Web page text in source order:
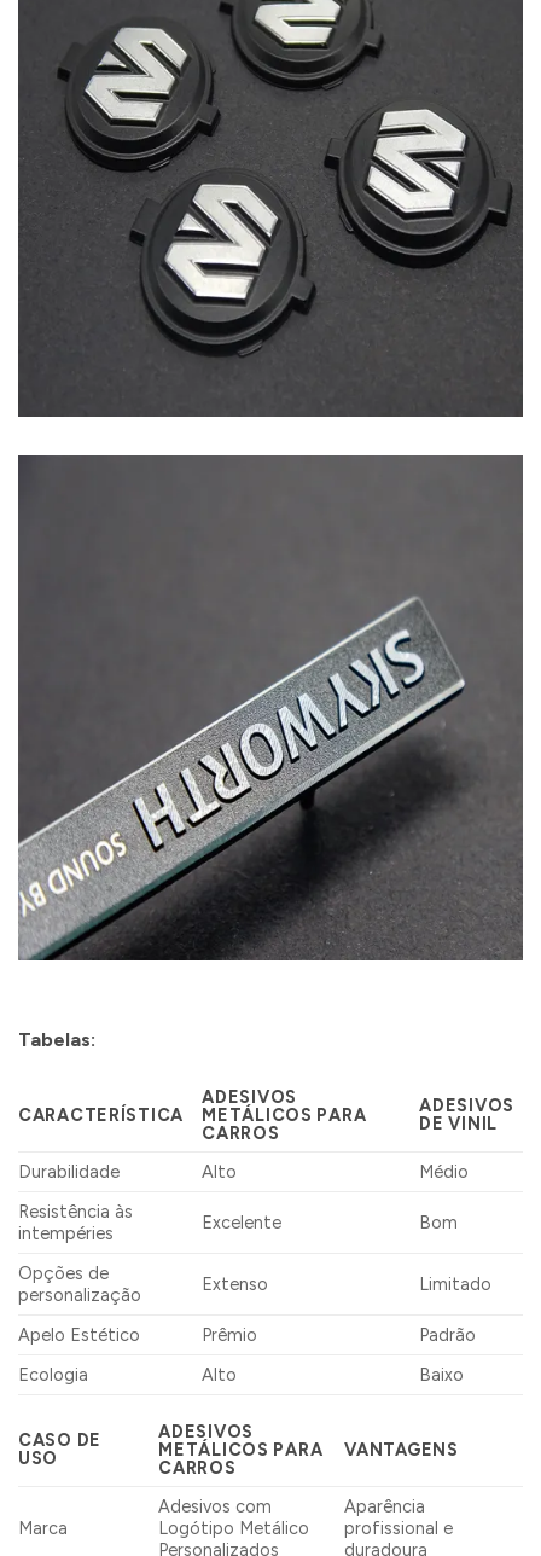
Tabelas:
CARACTERÍSTICA
ADESIVOS
METÁLICOS PARA
CARROS
ADESIVOS
DE VINIL
Durabilidade Alto
Médio
Resistência às
intempéries
Excelente Bom
Opções de
personalização
Extenso Limitado
Apelo Estético Prêmio
Padrão
Ecologia
Alto Baixo
CASO DE
USO
ADESIVOS
METÁLICOS PARA
CARROS
VANTAGENS
Marca
Adesivos com
Logótipo Metálico
Personalizados
Aparência
profissional e
duradoura